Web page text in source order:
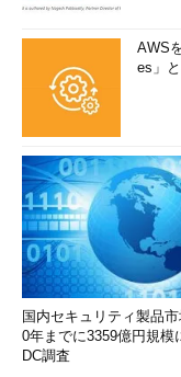
AWS
es」
国内セキュリティ製品
0年までに3359億円規模
DC調査